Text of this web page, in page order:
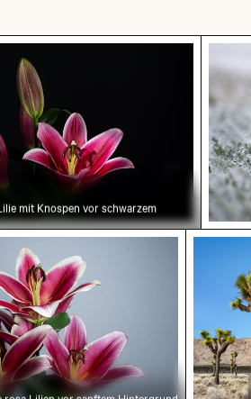
Lilie mit Knospen vor
mit Knospen vor schwarzem
Mit
blauer Tür hervor
Lilien vor sanftem Blick